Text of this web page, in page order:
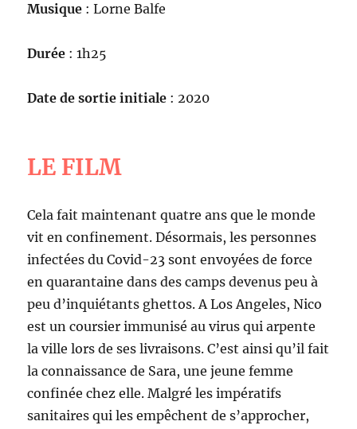
Musique : Lorne Balfe
Durée : 1h25
Date de sortie initiale : 2020
LE FILM
Cela fait maintenant quatre ans que le monde
vit en confinement. Désormais, les personnes
infectées du Covid-23 sont envoyées de force
en quarantaine dans des camps devenus peu à
peu d’inquiétants ghettos. A Los Angeles, Nico
est un coursier immunisé au virus qui arpente
la ville lors de ses livraisons. C’est ainsi qu’il fait
la connaissance de Sara, une jeune femme
confinée chez elle. Malgré les impératifs
sanitaires qui les empêchent de s’approcher,